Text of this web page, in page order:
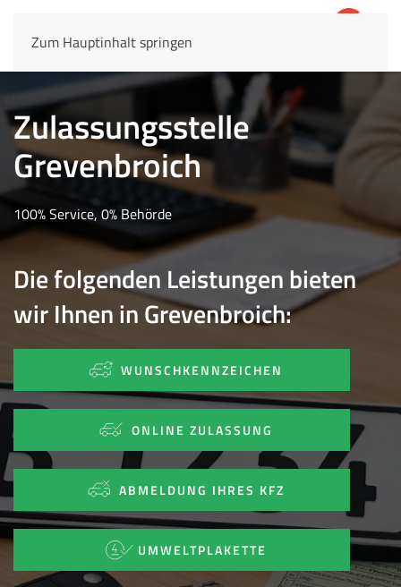
Zum Hauptinhalt springen
Zulassungsstelle
Grevenbroich
100% Service, 0% Behörde
Die folgenden Leistungen bieten
wir Ihnen in Grevenbroich:
WUNSCHKENNZEICHEN
ONLINE ZULASSUNG
ABMELDUNG IHRES KFZ
UMWELTPLAKETTE